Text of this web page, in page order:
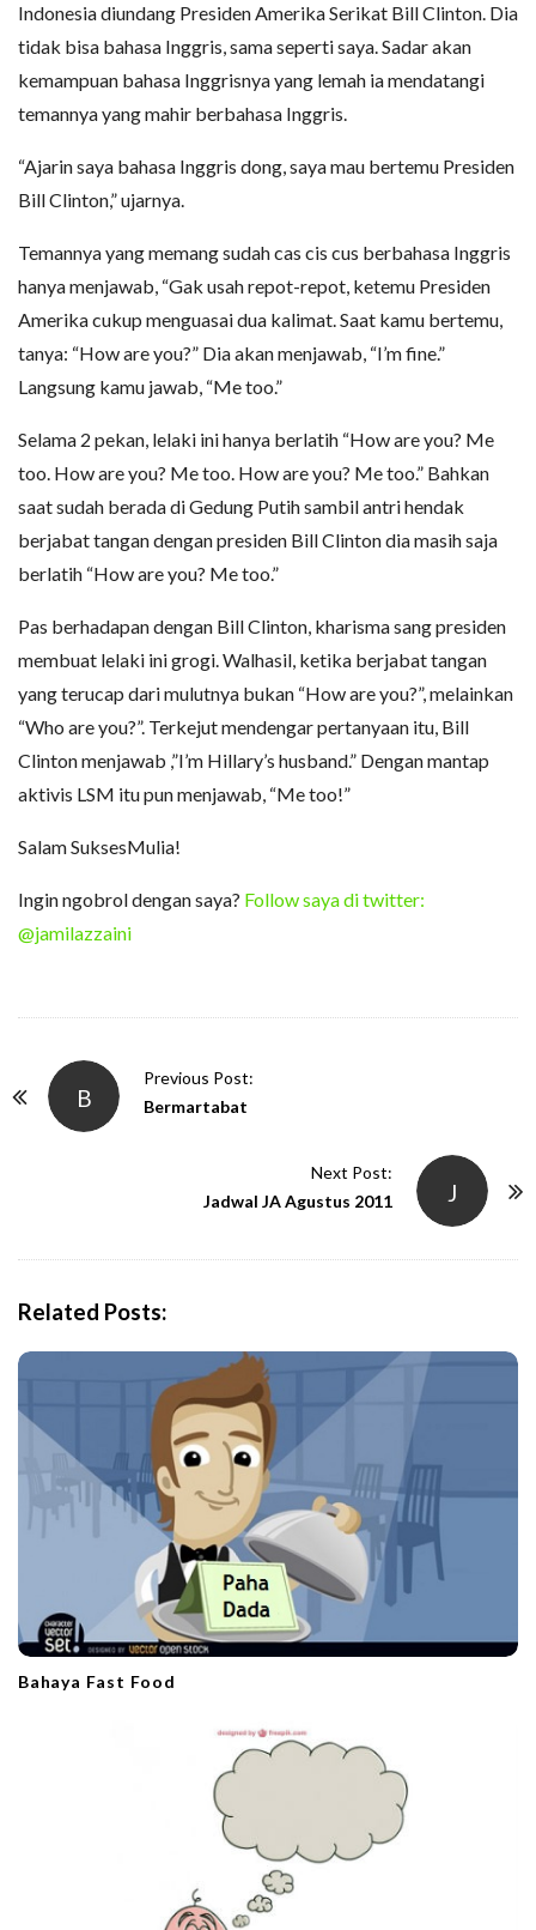
Indonesia diundang Presiden Amerika Serikat Bill Clinton. Dia
tidak bisa bahasa Inggris, sama seperti saya. Sadar akan
kemampuan bahasa Inggrisnya yang lemah ia mendatangi
temannya yang mahir berbahasa Inggris.
“Ajarin saya bahasa Inggris dong, saya mau bertemu Presiden
Bill Clinton,” ujarnya.
Temannya yang memang sudah cas cis cus berbahasa Inggris
hanya menjawab, “Gak usah repot-repot, ketemu Presiden
Amerika cukup menguasai dua kalimat. Saat kamu bertemu,
tanya: “How are you?” Dia akan menjawab, “I’m fine.”
Langsung kamu jawab, “Me too.”
Selama 2 pekan, lelaki ini hanya berlatih “How are you? Me
too. How are you? Me too. How are you? Me too.” Bahkan
saat sudah berada di Gedung Putih sambil antri hendak
berjabat tangan dengan presiden Bill Clinton dia masih saja
berlatih “How are you? Me too.”
Pas berhadapan dengan Bill Clinton, kharisma sang presiden
membuat lelaki ini grogi. Walhasil, ketika berjabat tangan
yang terucap dari mulutnya bukan “How are you?”, melainkan
“Who are you?”. Terkejut mendengar pertanyaan itu, Bill
Clinton menjawab ,”I’m Hillary’s husband.” Dengan mantap
aktivis LSM itu pun menjawab, “Me too!”
Salam SuksesMulia!
Ingin ngobrol dengan saya? Follow saya di twitter:
@jamilazzaini
B
Previous Post:
Bermartabat
J
Next Post:
Jadwal JA Agustus 2011
Related Posts:
Bahaya Fast Food